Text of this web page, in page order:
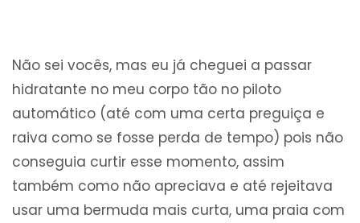
Não sei vocês, mas eu já cheguei a passar
hidratante no meu corpo tão no piloto
automático (até com uma certa preguiça e
raiva como se fosse perda de tempo) pois não
conseguia curtir esse momento, assim
também como não apreciava e até rejeitava
usar uma bermuda mais curta, uma praia com